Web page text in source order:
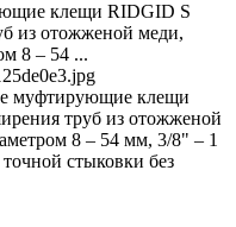
клещи RIDGID S
из отожженой меди,
8 – 54 ...
муфтирующие клещи
труб из отожженой
8 – 54 мм, 3/8" – 1
стыковки без